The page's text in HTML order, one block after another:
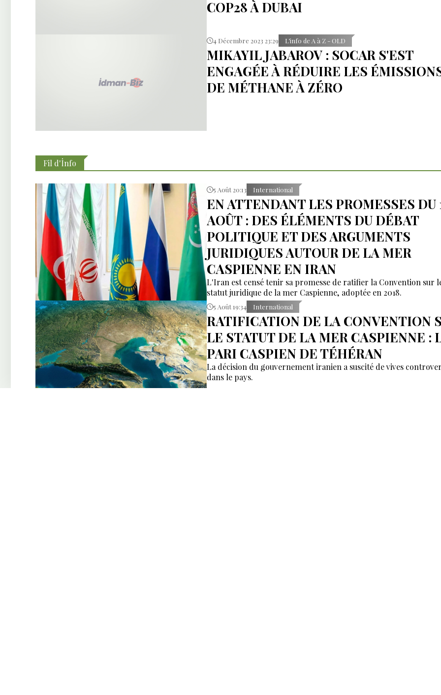
COP28 À DUBAI
4 Décembre 2023 23:29 L’info de A à Z - OLD
MIKAYIL JABAROV : SOCAR S'EST
ENGAGÉE À RÉDUIRE LES
DE MÉTHANE À ZÉRO
Fil d'İnfo
5 Août 20:13 International
EN ATTENDANT LES PROMESSES DU
AOÛT : DES ÉLÉMENTS DU DÉBAT
POLITIQUE ET DES ARGUMENTS
JURIDIQUES AUTOUR DE LA MER
CASPIENNE EN IRAN
L'Iran est censé tenir sa promesse de ratifier la Convention sur
statut juridique de la mer Caspienne, adoptée en 2018.
5 Août 19:34 International
RATIFICATION DE LA CONVENTION
LE STATUT DE LA MER CASPIENNE :
PARI CASPIEN DE TÉHÉRAN
La décision du gouvernement iranien a suscité de vives
dans le pays.